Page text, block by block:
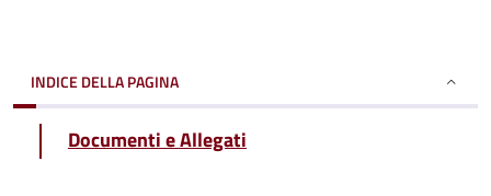
INDICE DELLA PAGINA
Documenti e Allegati